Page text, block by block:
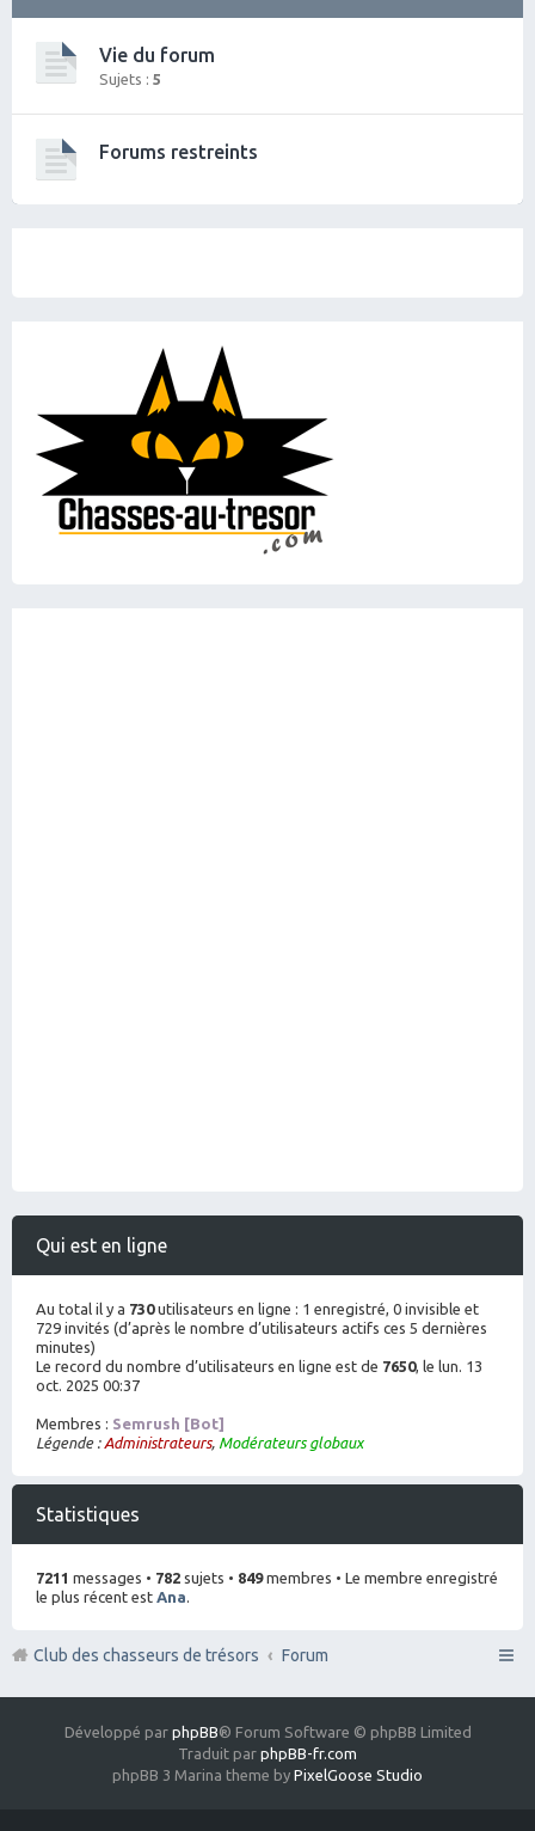
Vie du forum
Sujets : 5
Forums restreints
Qui est en ligne
Au total il y a 730utilisateurs en ligne : 1 enregistré, 0 invisible et
729 invités (d’après le nombre d’utilisateurs actifs ces 5 dernières
minutes)
Le record du nombre d’utilisateurs en ligne est de 7650, le lun. 13
oct. 2025 00:37
Membres : Semrush [Bot]
Légende : Administrateurs, Modérateurs globaux
Statistiques
7211 messages • 782 sujets • 849membres • Le membre enregistré
le plus récent est Ana
Club des chasseurs de trésors Forum
Développé par phpBB® Forum Software © phpBB Limited
Traduit par phpBB-fr.com
phpBB 3 Marina theme by PixelGoose Studio